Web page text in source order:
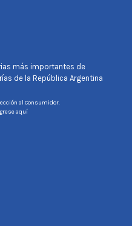
más importantes de
de la República Argentina
al Consumidor.
aquí